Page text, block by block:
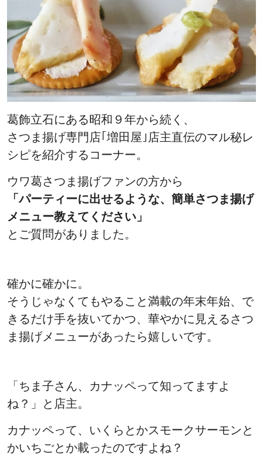
葛飾立石にある昭和９年から続く、
さつま揚げ専門店｢増田屋｣店主直伝のマル秘レ
シピを紹介するコーナー。
ウワ葛さつま揚げファンの方から
「パーティーに出せるような、簡単さつま揚げ
メニュー教えてください」
とご質問がありました。
確かに確かに。
そうじゃなくてもやること満載の年末年始、で
きるだけ手を抜いてかつ、華やかに見えるさつ
ま揚げメニューがあったら嬉しいです。
「ちま子さん、カナッペって知ってますよ
ね？」と店主。
カナッペって、いくらとかスモークサーモンと
かいちごとか載ったのですよね？